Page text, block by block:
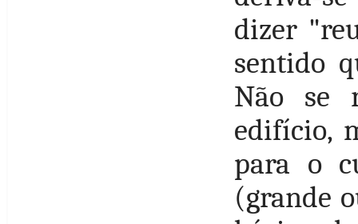
dizer
sentido
Não se
edifício,
para o
(grande